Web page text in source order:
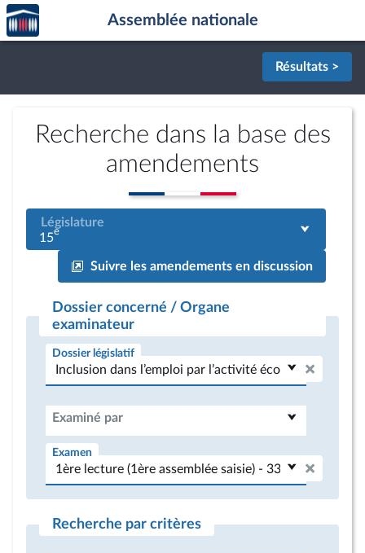
Aller au contenu
Aller en bas de la page
Accèder
à la
page
Assemblée nationale
Résultats >
Recherche dans la base des
amendements
Législature
15e
Suivre les amendements en discussion
Dossier concerné / Organe
examinateur
Dossier législatif
Examiné par
Examen
Recherche par critères